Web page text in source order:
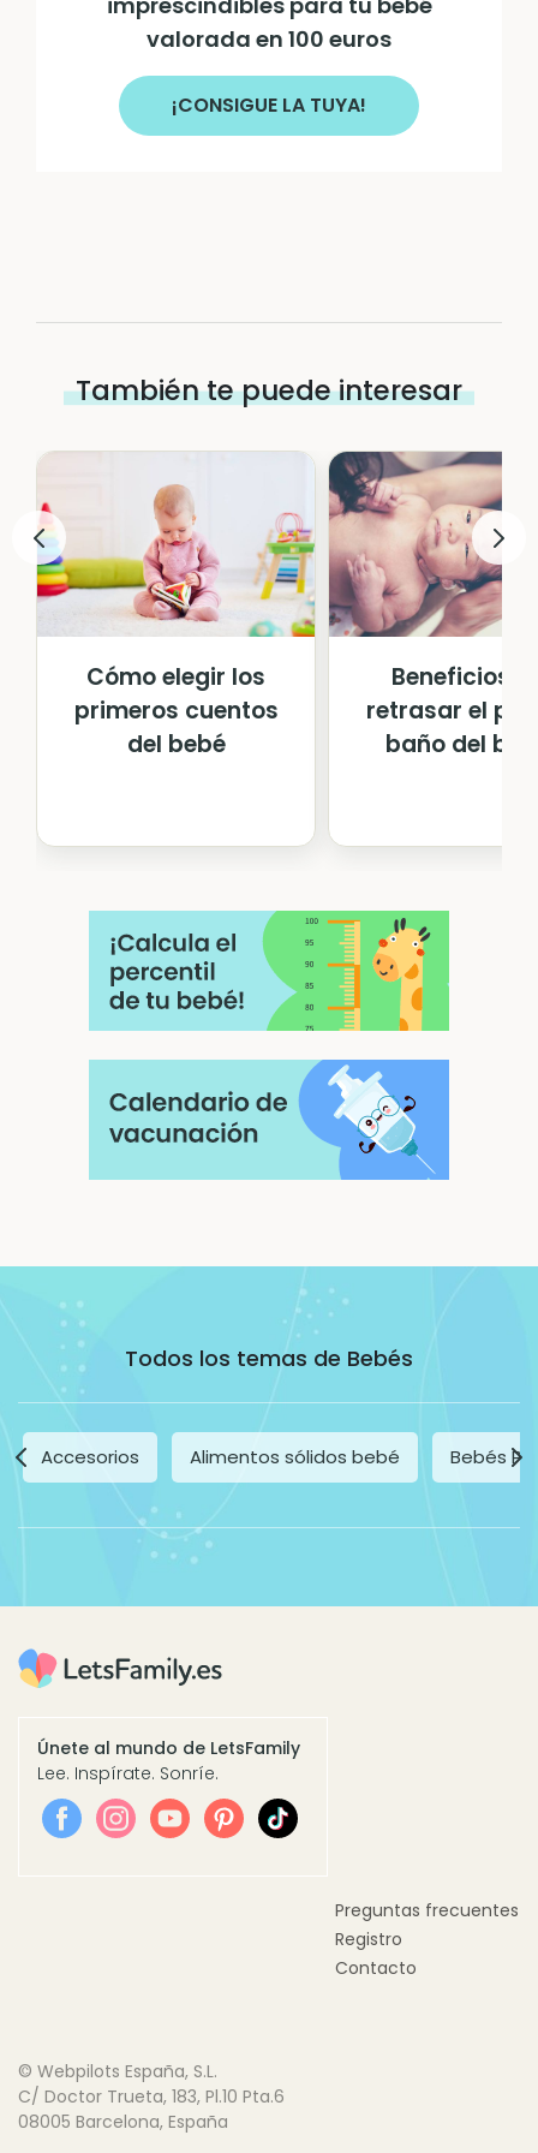
valorada en 100 euros
¡CONSIGUE LA TUYA!
También te puede interesar
Cómo elegir los
primeros cuentos
del bebé
Beneficios
retrasar el
baño del
Todos los temas de Bebés
Accesorios Alimentos sólidos bebé Bebés
Únete al mundo de LetsFamily
Lee. Inspírate. Sonríe.
Preguntas frecuentes
Registro
Contacto
© Webpilots España, S.L.
C/ Doctor Trueta, 183, Pl.10 Pta.6
08005 Barcelona, España